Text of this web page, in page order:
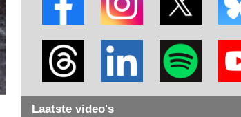
Laatste video's